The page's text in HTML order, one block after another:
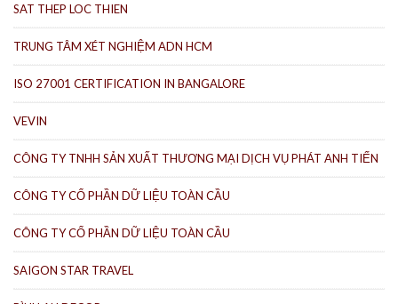
SAT THEP LOC THIEN
TRUNG TÂM XÉT NGHIỆM ADN HCM
ISO 27001 CERTIFICATION IN BANGALORE
VEVIN
CÔNG TY TNHH SẢN XUẤT THƯƠNG MẠI DỊCH VỤ PHÁT ANH TIẾN
CÔNG TY CỔ PHẦN DỮ LIỆU TOÀN CẦU
CÔNG TY CỔ PHẦN DỮ LIỆU TOÀN CẦU
SAIGON STAR TRAVEL